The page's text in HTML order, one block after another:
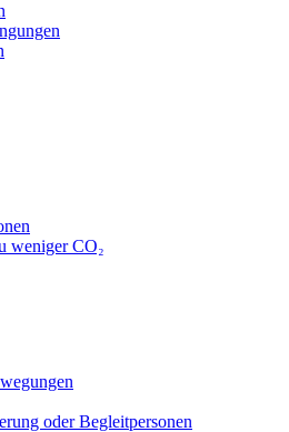
weniger CO₂
oder Begleitpersonen